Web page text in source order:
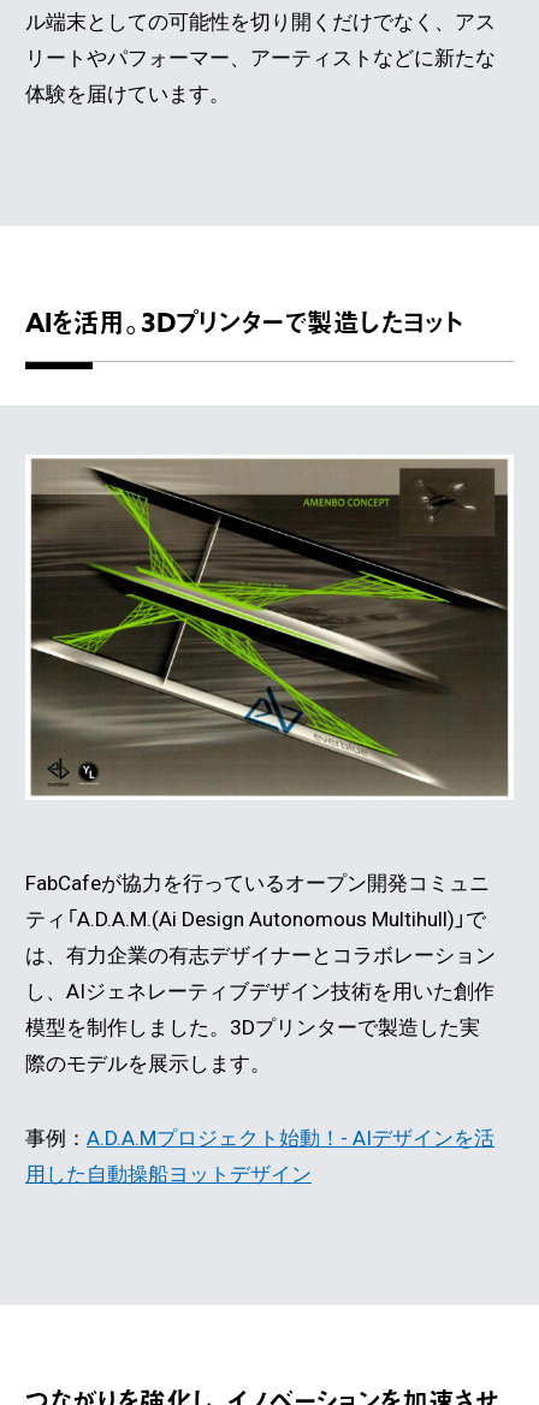
ル端末としての可能性を切り開くだけでなく、アス
リートやパフォーマー、アーティストなどに新たな
体験を届けています。
AIを活用。3Dプリンターで製造したヨット
FabCafeが協力を行っているオープン開発コミュニ
ティ「A.D.A.M.(Ai Design Autonomous Multihull)」で
は、有力企業の有志デザイナーとコラボレーション
し、AIジェネレーティブデザイン技術を用いた創作
模型を制作しました。3Dプリンターで製造した実
際のモデルを展示します。
事例： A.D.A.Mプロジェクト始動！- AIデザインを活
用した自動操船ヨットデザイン